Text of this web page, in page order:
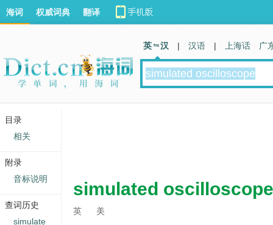
simulated oscilloscope
英 美
海词 权威词典 翻译
英 汉 | 汉语 | 上海话 广
目录
相关
附录
音标说明
查词历史
simulate